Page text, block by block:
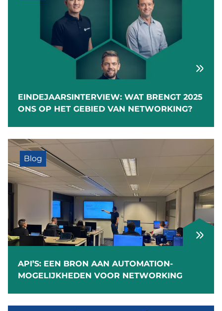
EINDEJAARSINTERVIEW: WAT BRENGT 2025
ONS OP HET GEBIED VAN NETWORKING?
Blog
API’S: EEN BRON AAN AUTOMATION-
MOGELIJKHEDEN VOOR NETWORKING